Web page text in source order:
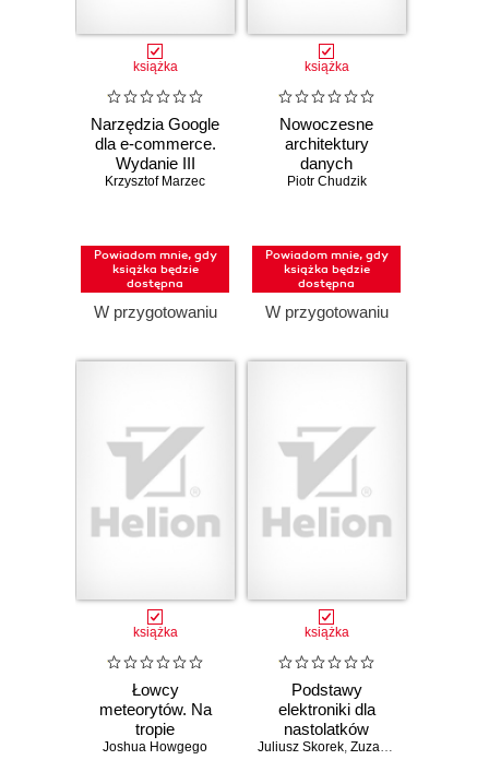
książka
Narzędzia Google
dla e-commerce.
Wydanie III
poszerzone
Krzysztof Marzec
Powiadom mnie, gdy
książka będzie
dostępna
W przygotowaniu
książka
Nowoczesne
architektury
danych
Piotr Chudzik
Powiadom mnie, gdy
książka będzie
dostępna
W przygotowaniu
książka
Łowcy
meteorytów. Na
tropie
kosmicznych
Joshua Howgego
książka
Podstawy
elektroniki dla
nastolatków
Juliusz Skorek, Zuzanna Skorek